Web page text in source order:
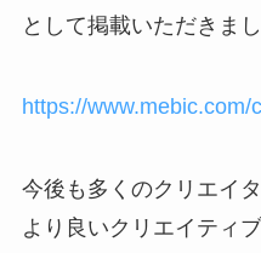
として掲載いただきまし
https://www.mebic.com/
今後も多くのクリエイ
より良いクリエイティ